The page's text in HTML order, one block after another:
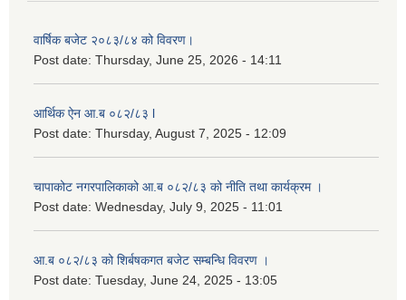
वार्षिक बजेट २०८३/८४ को विवरण।
Post date: Thursday, June 25, 2026 - 14:11
आर्थिक ऐन आ.ब ०८२/८३ l
Post date: Thursday, August 7, 2025 - 12:09
चापाकोट नगरपालिकाको आ.ब ०८२/८३ को नीति तथा कार्यक्रम ।
Post date: Wednesday, July 9, 2025 - 11:01
आ.ब ०८२/८३ को शिर्बषकगत बजेट सम्बन्धि विवरण ।
Post date: Tuesday, June 24, 2025 - 13:05